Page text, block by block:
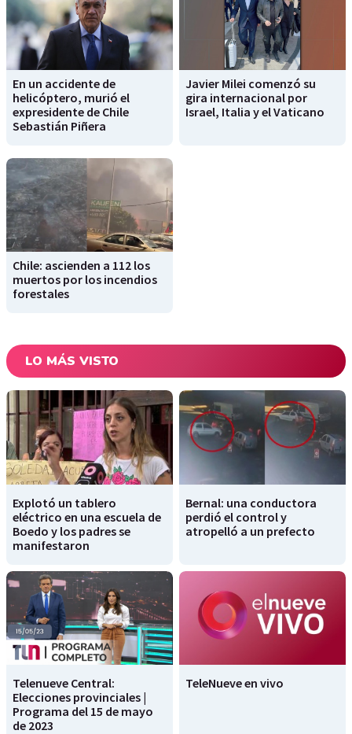
En un accidente de
helicóptero, murió el
expresidente de Chile
Sebastián Piñera
Javier Milei comenzó su
gira internacional por
Israel, Italia y el Vaticano
Chile: ascienden a 112 los
muertos por los incendios
forestales
LO MÁS VISTO
Explotó un tablero
eléctrico en una escuela de
Boedo y los padres se
manifestaron
Bernal: una conductora
perdió el control y
atropelló a un prefecto
Telenueve Central:
Elecciones provinciales |
Programa del 15 de mayo
de 2023
TeleNueve en vivo